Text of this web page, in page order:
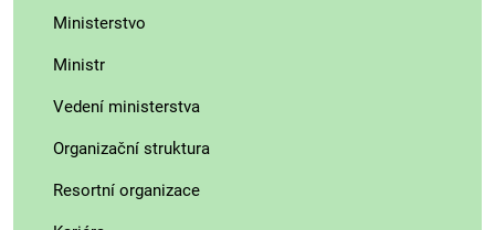
Ministerstvo
Ministr
Vedení ministerstva
Organizační struktura
Resortní organizace